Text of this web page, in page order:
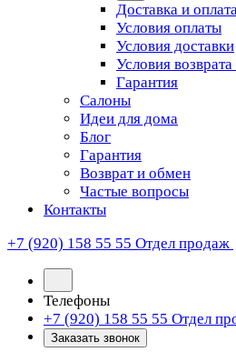
Доставка и
Условия оплаты
Условия доставки
Условия
Гарантия
Салоны
Идеи для дома
Блог
Гарантия
Возврат и обмен
Частые вопросы
Контакты
+7 (920) 158 55 55 Отдел продаж
Телефоны
+7 (920) 158 55 55 Отдел
Заказать звонок